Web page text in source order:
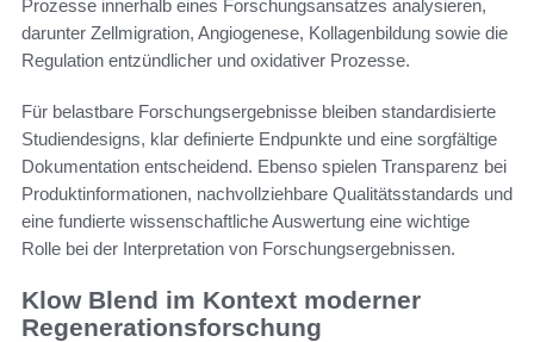
Prozesse innerhalb eines Forschungsansatzes analysieren,
darunter Zellmigration, Angiogenese, Kollagenbildung sowie die
Regulation entzündlicher und oxidativer Prozesse.
Für belastbare Forschungsergebnisse bleiben standardisierte
Studiendesigns, klar definierte Endpunkte und eine sorgfältige
Dokumentation entscheidend. Ebenso spielen Transparenz bei
Produktinformationen, nachvollziehbare Qualitätsstandards und
eine fundierte wissenschaftliche Auswertung eine wichtige
Rolle bei der Interpretation von Forschungsergebnissen.
Klow Blend im Kontext moderner
Regenerationsforschung